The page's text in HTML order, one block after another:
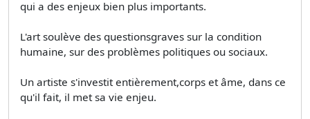
qui a des enjeux bien plus importants.
L'art soulève des questionsgraves sur la condition
humaine, sur des problèmes politiques ou sociaux.
Un artiste s'investit entièrement,corps et âme, dans ce
qu'il fait, il met sa vie enjeu.